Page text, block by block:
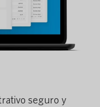
seguro y